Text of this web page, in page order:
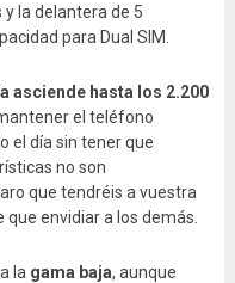
la delantera de 5
para Dual SIM.
asciende hasta los 2.200
el teléfono
el día sin tener que
no son
que tendréis a vuestra
envidiar a los demás.
la gama baja, aunque